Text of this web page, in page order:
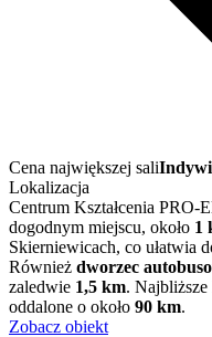
Cena największej sali
Lokalizacja
Centrum Kształcenia
dogodnym miejscu, około 1
Skierniewicach, co ułatwia
Również dworzec
zaledwie 1,5 km.
oddalone o około 90 km.
Zobacz obiekt